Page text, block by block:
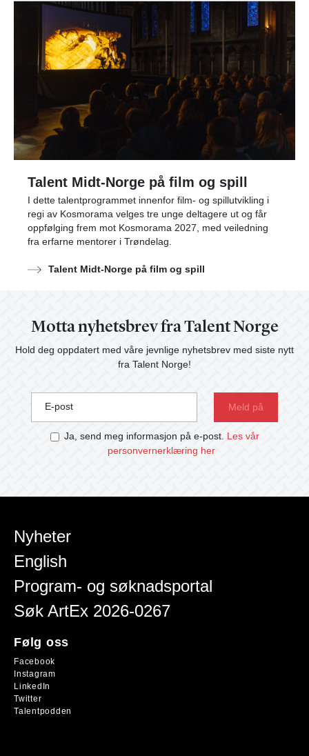
Talent Midt-Norge på film og spill
I dette talentprogrammet innenfor film- og spillutvikling i
regi av Kosmorama velges tre unge deltagere ut og får
oppfølging frem mot Kosmorama 2027, med veiledning
fra erfarne mentorer i Trøndelag.
Talent Midt-Norge på film og spill
Motta nyhetsbrev fra Talent Norge
Hold deg oppdatert med våre jevnlige nyhetsbrev med siste nytt
fra Talent Norge!
E-post
Ja, send meg informasjon på e-post. Les vår
personvernerklæring her
Nyheter
English
Program- og søknadsportal
Søk ArtEx 2026-0267
Følg oss
Facebook
Instagram
LinkedIn
Twitter
Talentpodden